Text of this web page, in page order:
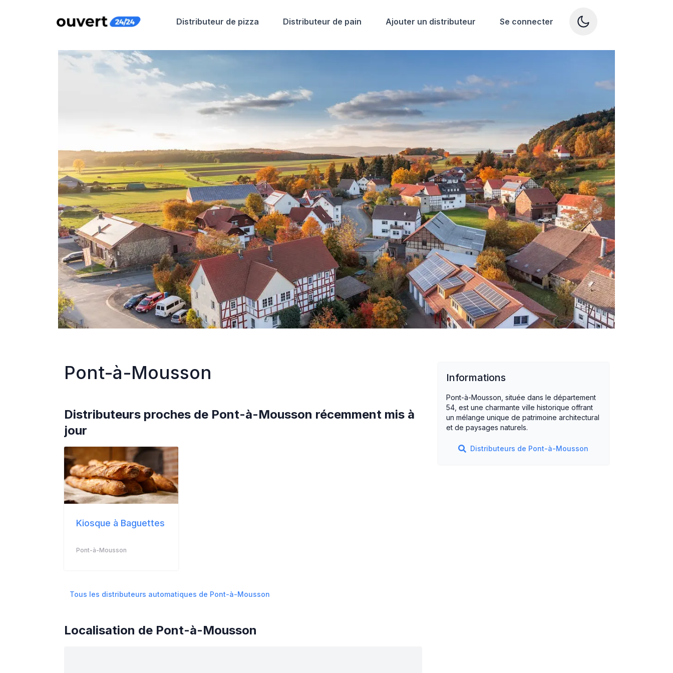
Distributeur de pizza Distributeur de pain Ajouter un distributeur Se connecter
Pont-à-Mousson
Distributeurs proches de Pont-à-Mousson récemment mis à
jour
Kiosque à Baguettes
Pont-à-Mousson
Tous les distributeurs automatiques de Pont-à-Mousson
Localisation de Pont-à-Mousson
Informations
Pont-à-Mousson, située dans le département
54, est une charmante ville historique offrant
un mélange unique de patrimoine architectural
et de paysages naturels.
Distributeurs de Pont-à-Mousson